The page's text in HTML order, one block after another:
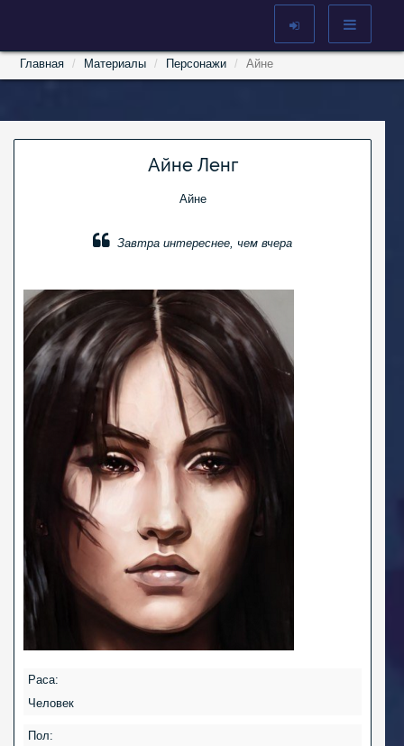
Главная Материалы Персонажи Айне
Айне Ленг
Айне
Завтра интереснее, чем вчера
Раса:
Человек
Пол: